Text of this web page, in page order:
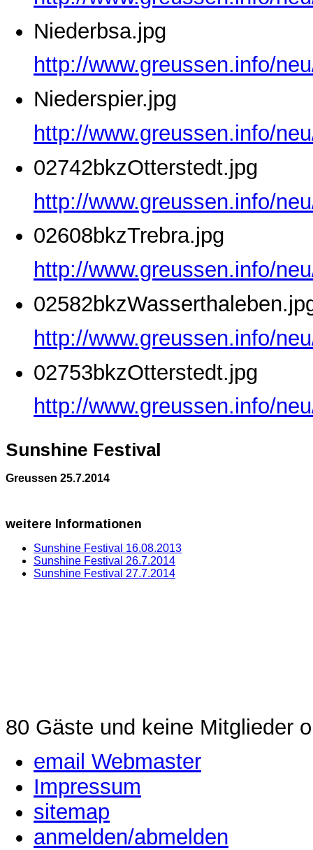
Niederbsa.jpg
http://www.greussen.info/
Niederspier.jpg
http://www.greussen.info/
02742bkzOtterstedt.jpg
http://www.greussen.info/
02608bkzTrebra.jpg
http://www.greussen.info/
http://www.greussen.info/
02753bkzOtterstedt.jpg
http://www.greussen.info/
Sunshine Festival
Greussen 25.7.2014
weitere Informationen
Sunshine Festival 16.08.2013
Sunshine Festival 26.7.2014
Sunshine Festival 27.7.2014
80 Gäste und keine Mitglieder
email Webmaster
Impressum
sitemap
anmelden/abmelden